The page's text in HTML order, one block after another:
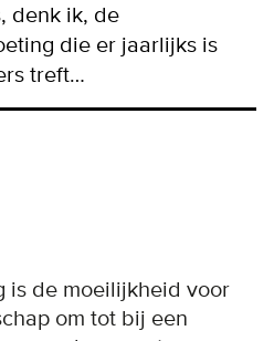
denk ik, de
die er jaarlijks is
treft…
is de moeilijkheid voor
om tot bij een